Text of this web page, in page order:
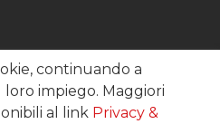
continuando a
impiego. Maggiori
al link Privacy &